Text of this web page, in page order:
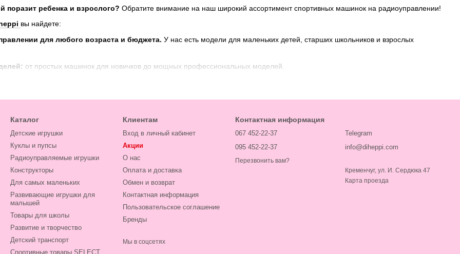
поразит ребенка и взрослого? Обратите внимание на наш широкий ассортимент спортивных машинок на радиоуправлении!
вы найдете:
для любого возраста и бюджета. У нас есть модели для маленьких детей, старших школьников и взрослых
от простых машинок для новичков до мощных профессиональных моделей.
который принесет много радости и эмоций.
которое может стать семейным развлечением.
развить координацию движений, реакцию и пространственное мышление.
себя настоящим гонщиком и испытать азарт перегонов.
вы найдете все необходимое для захватывающих перегонов:
на радиоуправлении:
широкий выбор моделей на любой вкус и бюджет.
спортивную машинку на радиоуправлении уже сейчас!
Каталог
Детские игрушки
Куклы и пупсы
Радиоуправляемые игрушки
Конструкторы
Для самых маленьких
Развивающие игрушки для
малышей
Товары для школы
Развитие и творчество
Детский транспорт
Спортивные товары SELECT
Клиентам
Вход в личный кабинет
Акции
О нас
Оплата и доставка
Обмен и возврат
Контактная информация
Пользовательское соглашение
Бренды
Мы в соцсетях
Контактная информация
067 452-22-37
095 452-22-37
Перезвонить вам?
Telegram
info@diheppi.com
Кременчуг, ул. И. Сердюка 47
Карта проезда